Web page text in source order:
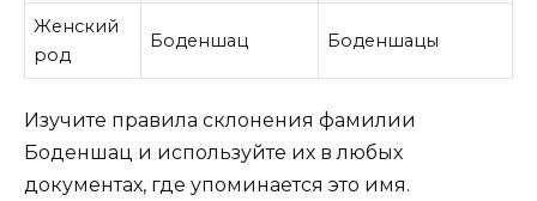
Женский
род
Боденшац Боденшацы
Изучите правила склонения фамилии
Боденшац и используйте их в любых
документах, где упоминается это имя.